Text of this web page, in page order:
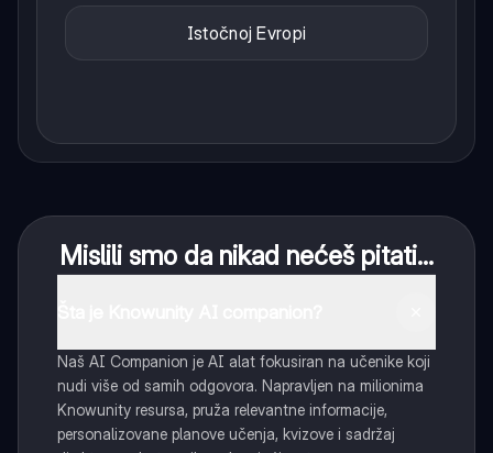
Istočnoj Evropi
Mislili smo da nikad nećeš pitati...
Naš AI Companion je AI alat fokusiran na učenike koji
nudi više od samih odgovora. Napravljen na milionima
Knowunity resursa, pruža relevantne informacije,
personalizovane planove učenja, kvizove i sadržaj